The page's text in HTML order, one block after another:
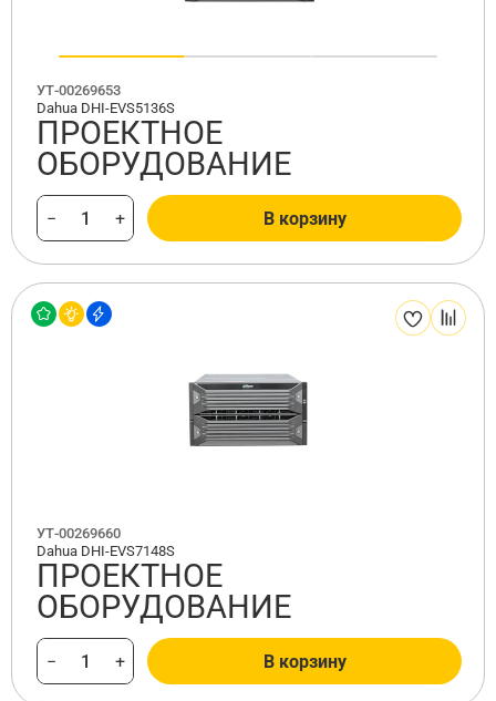
УТ-00269653
Dahua DHI-EVS5136S
ПРОЕКТНОЕ
ОБОРУДОВАНИЕ
− + В корзину
УТ-00269660
Dahua DHI-EVS7148S
ПРОЕКТНОЕ
ОБОРУДОВАНИЕ
− + В корзину